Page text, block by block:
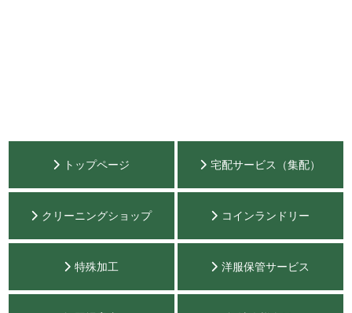
トップページ 宅配サービス（集配）
クリーニングショップ コインランドリー
特殊加工 洋服保管サービス